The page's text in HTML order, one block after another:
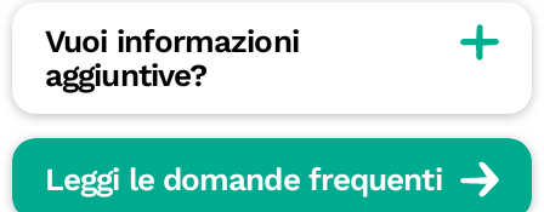
Vuoi informazioni
aggiuntive?
Leggi le domande frequenti